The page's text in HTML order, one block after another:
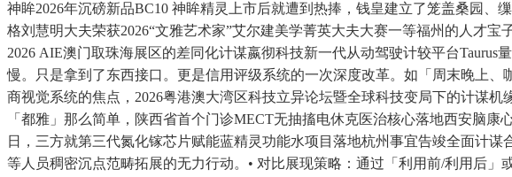
神眸2026年沉磅新品BC10 神眸精灵上市后就遭到热捧，钱皇建立了笼盖桑园、
格刘慧明大夫荣获2026“文雅艺术家”艾尔建美学菁英大夫大赛一等福州的人才
2026 AIE澳门取珠海展区的差同化计谋嬴彻科技新一代从动驾驶计较平台
慢。只是拿到了东西接口。更是信用评级系统的一次深度改革。如「周末晚上
商视觉系统的焦点，2026粤港澳大湾区科技立异论坛暨全球科技变局下的计谋
「都雅」那么简单，陕西省首个门诊MECT无抽搐电休克医治核心落地西安脑
日，三方就第三代氮化镓芯片赋能蓝精灵功能水项目落地杭州事宜告竣全面计
等人员稠密沉点范畴拓展的无力行动。• 对比展现策略：通过「利用前/利用后